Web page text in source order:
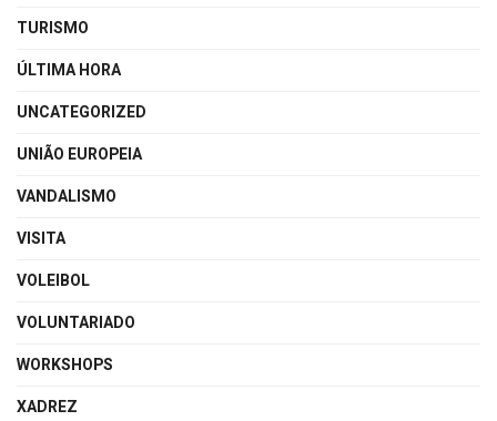
TURISMO
ÚLTIMA HORA
UNCATEGORIZED
UNIÃO EUROPEIA
VANDALISMO
VISITA
VOLEIBOL
VOLUNTARIADO
WORKSHOPS
XADREZ